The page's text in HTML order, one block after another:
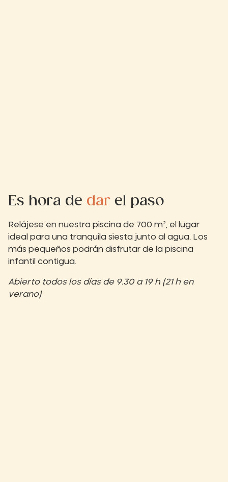
Es hora de dar el paso
Relájese en nuestra piscina de 700 m², el lugar
ideal para una tranquila siesta junto al agua. Los
más pequeños podrán disfrutar de la piscina
infantil contigua.
Abierto todos los días de 9.30 a 19 h (21 h en
verano)